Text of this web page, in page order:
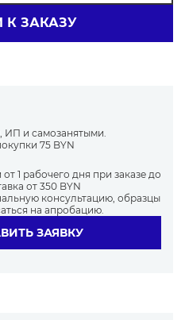
К ЗАКАЗУ
ИП и самозанятыми.
75 BYN
1 рабочего дня при заказе до
от 350 BYN
консультацию, образцы
на апробацию.
ЗАЯВКУ